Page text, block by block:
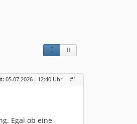
05.07.2026 - 12:40 Uhr · #1
Egal ob eine